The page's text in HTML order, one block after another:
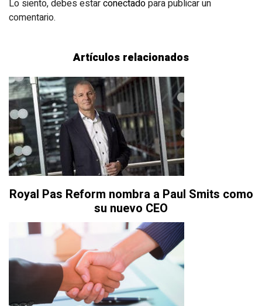
Lo siento, debes estarconectadopara publicar un
comentario.
Artículos relacionados
Royal Pas Reform nombra a Paul Smits como
su nuevo CEO